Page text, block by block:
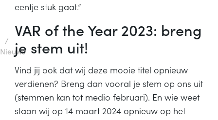
/
Nieuws
eentje stuk gaat.”
VAR of the Year 2023: breng
je stem uit!
Vind jij ook dat wij deze mooie titel opnieuw
verdienen? Breng dan vooral je stem op ons uit
(stemmen kan tot medio februari). En wie weet
staan wij op 14 maart 2024 opnieuw op het